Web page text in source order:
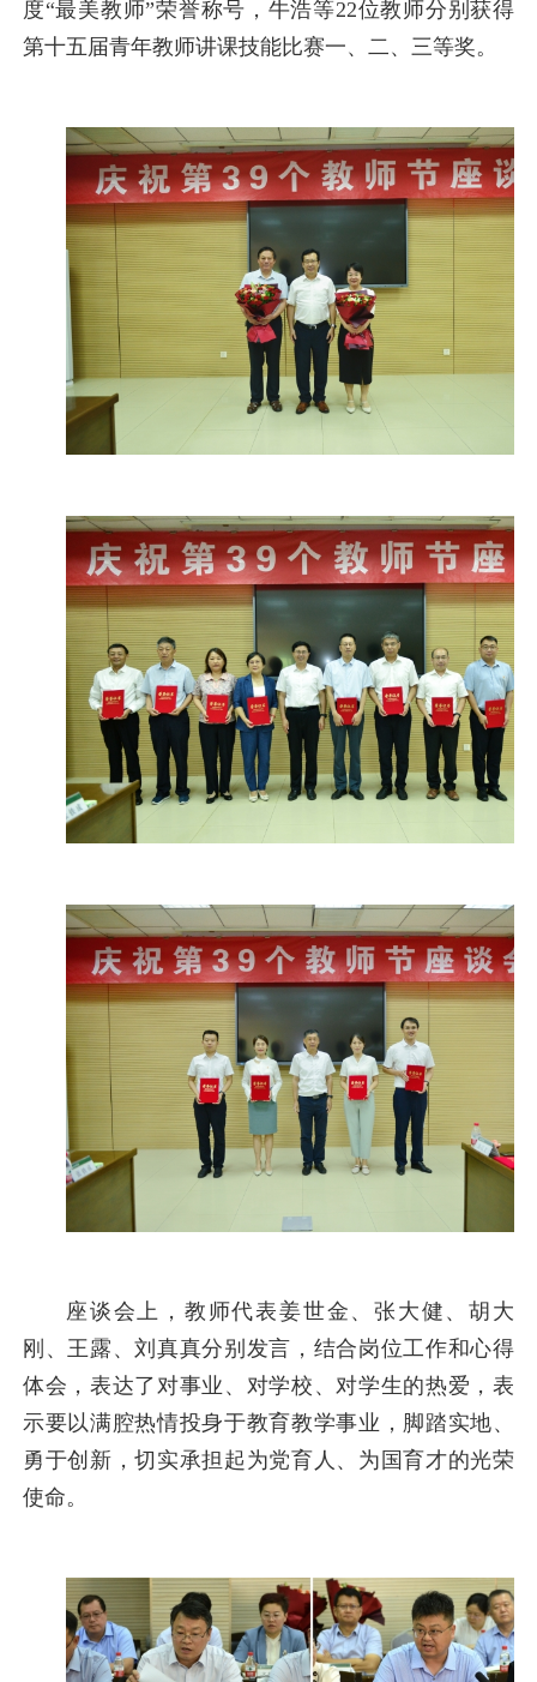
度“最美教师”荣誉称号，牛浩等22位教师分别获得
第十五届青年教师讲课技能比赛一、二、三等奖。
座谈会上，教师代表姜世金、张大健、胡大
刚、王露、刘真真分别发言，结合岗位工作和心得
体会，表达了对事业、对学校、对学生的热爱，表
示要以满腔热情投身于教育教学事业，脚踏实地、
勇于创新，切实承担起为党育人、为国育才的光荣
使命。